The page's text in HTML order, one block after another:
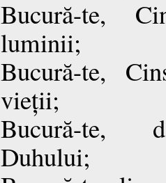
Bucură-te,
luminii;
Bucură-te,
vieții;
Bucură-te,
Duhului;